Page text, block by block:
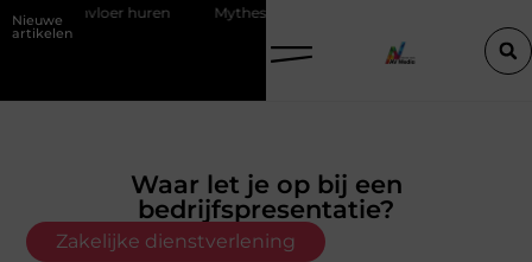
Nieuwe
artikelen
Mythes en feiten over zachtere nicotine pouches
Waar let je op bij een
bedrijfspresentatie?
Zakelijke dienstverlening